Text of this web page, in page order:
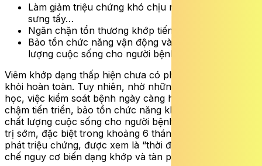
Làm giảm triệu chứng khó chịu như đau nhức,
sưng tấy…
Ngăn chặn tổn thương khớp tiến triển.
Bảo tồn chức năng vận động và cải thiện chất
lượng cuộc sống cho người bệnh.
Viêm khớp dạng thấp hiện chưa có phương pháp điều trị
khỏi hoàn toàn. Tuy nhiên, nhờ những tiến bộ của y
học, việc kiểm soát bệnh ngày càng hiệu quả, giúp làm
chậm tiến triển, bảo tồn chức năng khớp và cải thiện
chất lượng cuộc sống cho người bệnh. Phát hiện và điều
trị sớm, đặc biệt trong khoảng 6 tháng đầu từ khi khởi
phát triệu chứng, được xem là “thời điểm vàng” giúp hạn
chế nguy cơ biến dạng khớp và tàn phế.